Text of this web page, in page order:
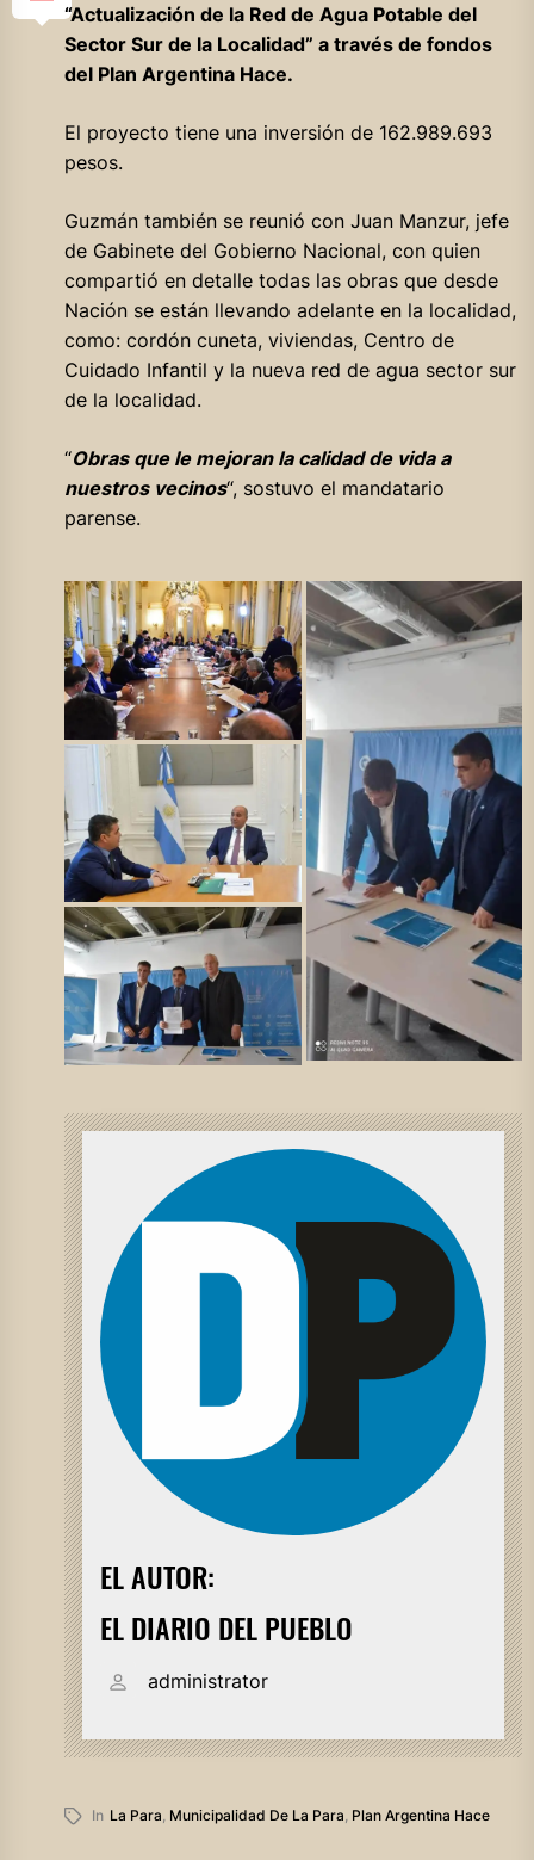
“Actualización de la Red de Agua Potable del
Sector Sur de la Localidad” a través de fondos
del Plan Argentina Hace.
El proyecto tiene una inversión de 162.989.693
pesos.
Guzmán también se reunió con Juan Manzur, jefe
de Gabinete del Gobierno Nacional, con quien
compartió en detalle todas las obras que desde
Nación se están llevando adelante en la localidad,
como: cordón cuneta, viviendas, Centro de
Cuidado Infantil y la nueva red de agua sector sur
de la localidad.
“Obras que le mejoran la calidad de vida a
nuestros vecinos“, sostuvo el mandatario
parense.
EL AUTOR:
EL DIARIO DEL PUEBLO
administrator
In La Para, Municipalidad De La Para, Plan Argentina Hace